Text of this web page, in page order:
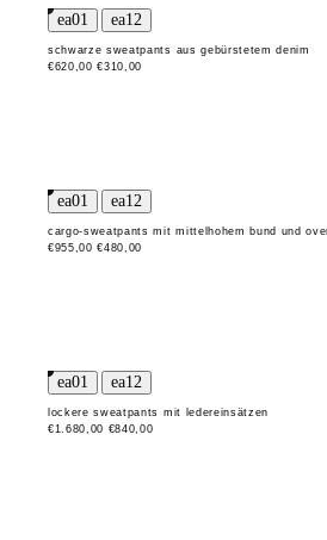
schwarze sweatpants aus gebürstetem denim
€620,00 €310,00
cargo-sweatpants mit mittelhohem bund und
€955,00 €480,00
lockere sweatpants mit ledereinsätzen
€1.680,00 €840,00